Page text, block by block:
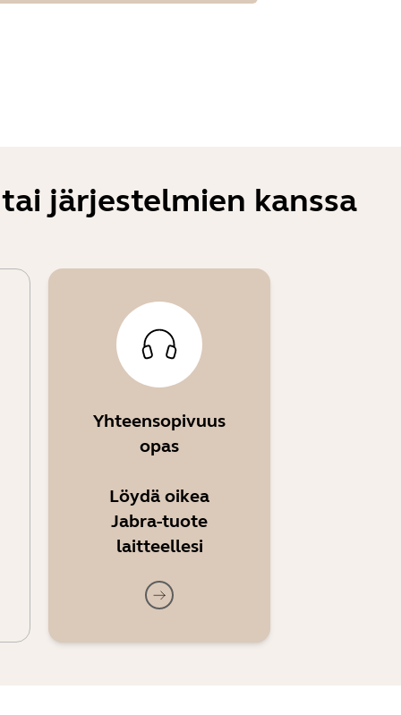
järjestelmien kanssa
Yhteensopivuus
opas
Löydä oikea
Jabra-tuote
laitteellesi